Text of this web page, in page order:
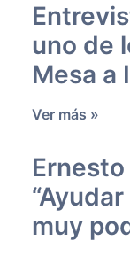
uno de
Mesa a
Ver más »
muy